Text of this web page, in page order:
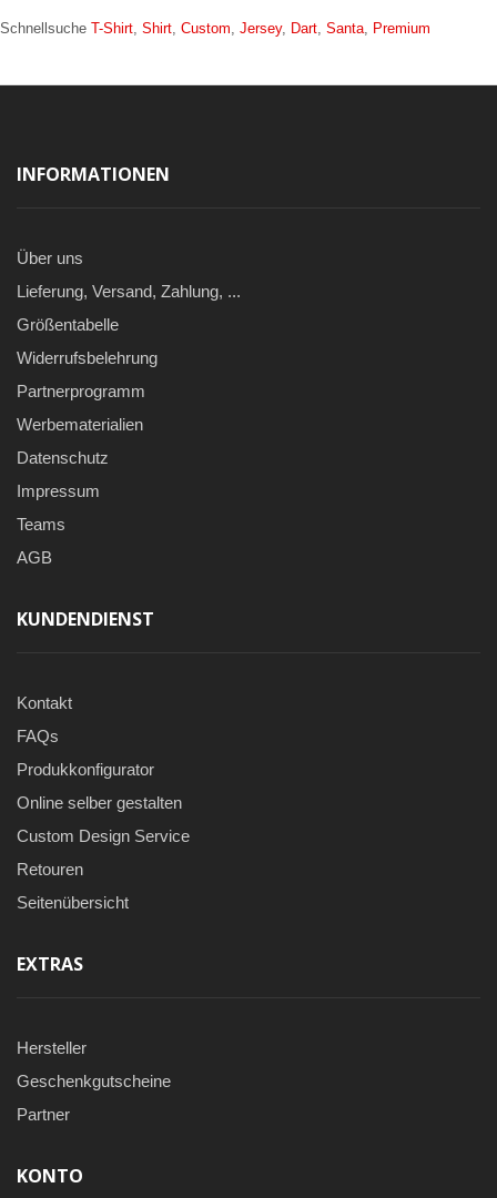
Schnellsuche T-Shirt Shirt Custom Jersey, Dart Santa Premium
INFORMATIONEN
Über uns
Lieferung, Versand, Zahlung, ...
Größentabelle
Widerrufsbelehrung
Partnerprogramm
Werbematerialien
Datenschutz
Impressum
Teams
AGB
KUNDENDIENST
Kontakt
FAQs
Produkkonfigurator
Online selber gestalten
Custom Design Service
Retouren
Seitenübersicht
EXTRAS
Hersteller
Geschenkgutscheine
Partner
KONTO